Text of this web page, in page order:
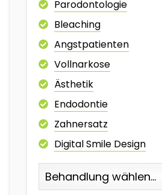
Parodontologie
Bleaching
Angstpatienten
Vollnarkose
Ästhetik
Endodontie
Zahnersatz
Digital Smile Design
Behandlung wählen...